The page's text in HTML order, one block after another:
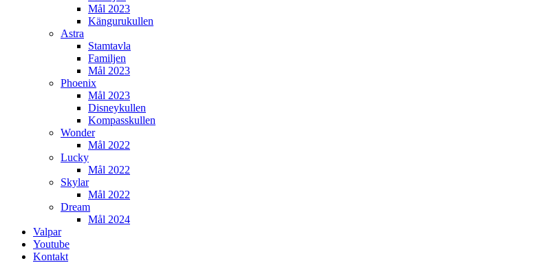
Mål 2023
Kängurukullen
Astra
Stamtavla
Familjen
Mål 2023
Phoenix
Mål 2023
Disneykullen
Kompasskullen
Wonder
Mål 2022
Lucky
Mål 2022
Skylar
Mål 2022
Dream
Mål 2024
Valpar
Youtube
Kontakt